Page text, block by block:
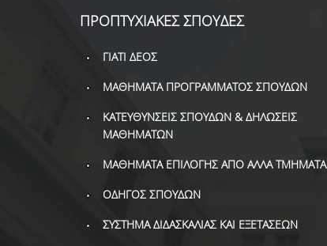
ΠΡΟΠΤΥΧΙΑΚΕΣ ΣΠΟΥΔΕΣ
ΓΙΑΤΙ ΔΕΟΣ
ΜΑΘΗΜΑΤΑ ΠΡΟΓΡΑΜΜΑΤΟΣ ΣΠΟΥΔΩΝ
ΚΑΤΕΥΘΥΝΣΕΙΣ ΣΠΟΥΔΩΝ & ΔΗΛΩΣΕΙΣ
ΜΑΘΗΜΑΤΩΝ
ΜΑΘΗΜΑΤΑ ΕΠΙΛΟΓΗΣ ΑΠΟ ΑΛΛΑ ΤΜΗΜΑΤΑ
ΟΔΗΓΟΣ ΣΠΟΥΔΩΝ
ΣΥΣΤΗΜΑ ΔΙΔΑΣΚΑΛΙΑΣ ΚΑΙ ΕΞΕΤΑΣΕΩΝ